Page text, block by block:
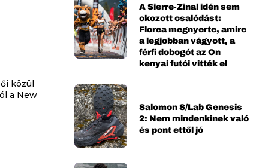
közül
a New
A Sierre-Zinal idén sem
okozott csalódást:
Florea megnyerte, amire
a legjobban vágyott, a
férfi dobogót az On
kenyai futói vitték el
Salomon S/Lab Genesis
2: Nem mindenkinek való
és pont ettől jó